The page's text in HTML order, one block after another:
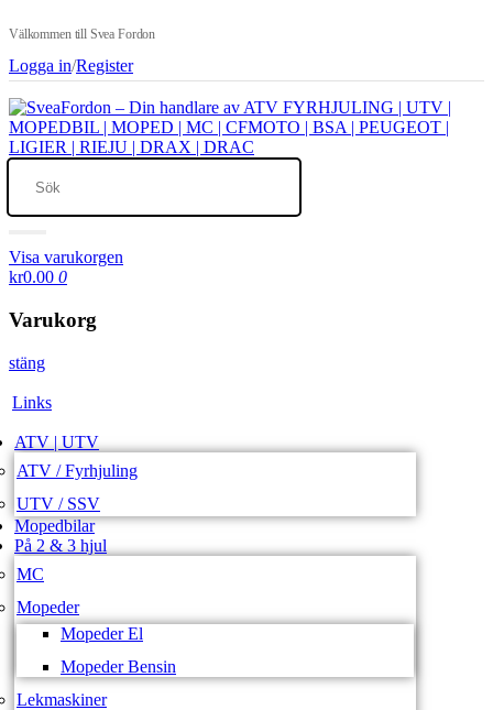
Välkommen till Svea Fordon
Logga in/Register
Visa varukorgen
kr0.00 0
Varukorg
stäng
Links
ATV | UTV
ATV / Fyrhjuling
UTV / SSV
Mopedbilar
På 2 & 3 hjul
MC
Mopeder
Mopeder El
Mopeder Bensin
Lekmaskiner